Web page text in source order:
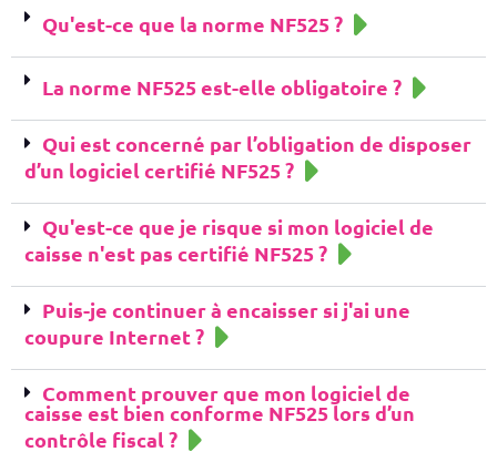
Qu'est-ce que la norme NF525 ?
La norme NF525 est-elle obligatoire ?
Qui est concerné par l’obligation de disposer
d’un logiciel certifié NF525 ?
Qu'est-ce que je risque si mon logiciel de
caisse n'est pas certifié NF525 ?
Puis-je continuer à encaisser si j'ai une
coupure Internet ?
Comment prouver que mon logiciel de
caisse est bien conforme NF525 lors d’un
contrôle fiscal ?